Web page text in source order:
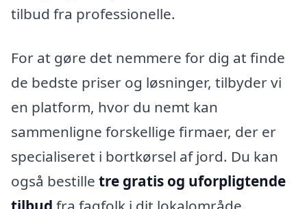
tilbud fra professionelle.
For at gøre det nemmere for dig at finde
de bedste priser og løsninger, tilbyder vi
en platform, hvor du nemt kan
sammenligne forskellige firmaer, der er
specialiseret i bortkørsel af jord. Du kan
også bestille tre gratis og uforpligtende